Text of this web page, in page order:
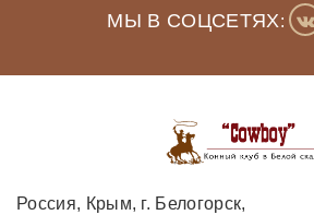
МЫ В СОЦСЕТЯХ:
Россия, Крым, г. Белогорск,